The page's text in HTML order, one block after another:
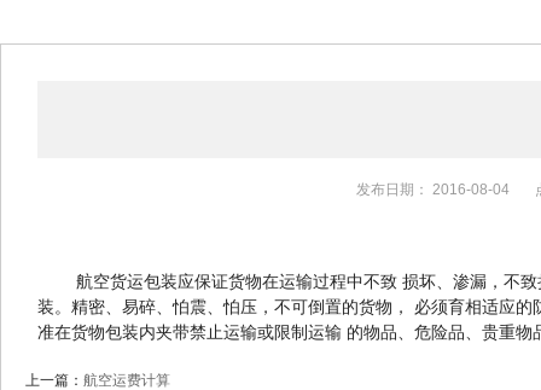
发布日期： 2016-08-04
航空货运包装应保证货物在运输过程中不致 损坏、渗漏，不
装。精密、易碎、怕震、怕压，不可倒置的货物， 必须育相适应
准在货物包装内夹带禁止运输或限制运输 的物品、危险品、贵重
上一篇： 航空运费计算